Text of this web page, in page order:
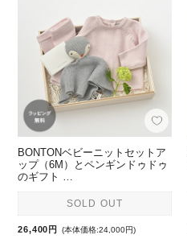
BONTONベビーニットセットア
ップ（6M）とペンギンドゥドゥ
のギフト …
SOLD OUT
26,400円 (本体価格:24,000円)